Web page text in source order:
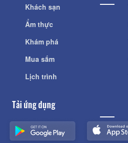
Khách sạn
Ẩm thực
Khám phá
Mua sắm
Lịch trình
Tải ứng dụng